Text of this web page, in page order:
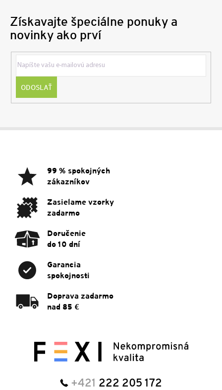
Získavajte špeciálne ponuky a
novinky ako prví
ODOSLAŤ
99 % spokojných
zákazníkov
Zasielame vzorky
zadarmo
Doručenie
do 10 dní
Garancia
spokojnosti
Doprava zadarmo
nad 85 €
+421 222 205 172